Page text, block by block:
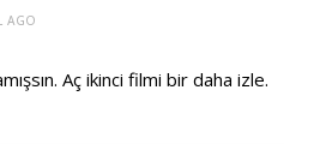
AGO
Aç ikinci filmi bir daha izle.